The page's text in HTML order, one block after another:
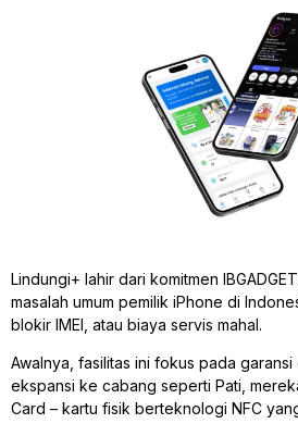
Lindungi+ lahir dari komitmen
masalah umum pemilik iPhone di
blokir IMEI, atau biaya servis mahal.
Awalnya, fasilitas ini fokus pada garansi
ekspansi ke cabang seperti Pati,
Card – kartu fisik berteknologi NFC